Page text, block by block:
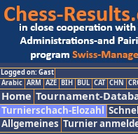
Logged on: Gast
Arabic ARM AZE BIH BUL CAT CHN
Home Tournament-
Turnierschach-Elozahl
Allgemeines Turnier